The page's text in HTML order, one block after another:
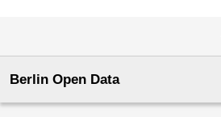
Berlin Open Data